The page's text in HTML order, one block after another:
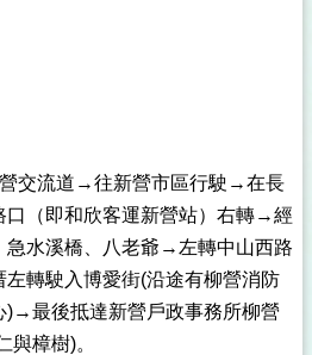
交流道→往新營市區行駛→在長
口（即和欣客運新營站）右轉→經
急水溪橋、八老爺→左轉中山西路
轉駛入博愛街(沿途有柳營消防
)→最後抵達新營戶政事務所柳營
與樟樹)。